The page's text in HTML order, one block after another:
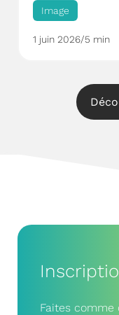
Image
1 juin 2026/5 min
Faites